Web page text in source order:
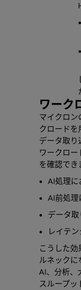
ワーク
マイクロン
クロードを
データ取り
ワークロ
を確認でき
AI処理に
AI前処理
データ
レイテ
こうした
ルネックに
AI、分析、
スループッ